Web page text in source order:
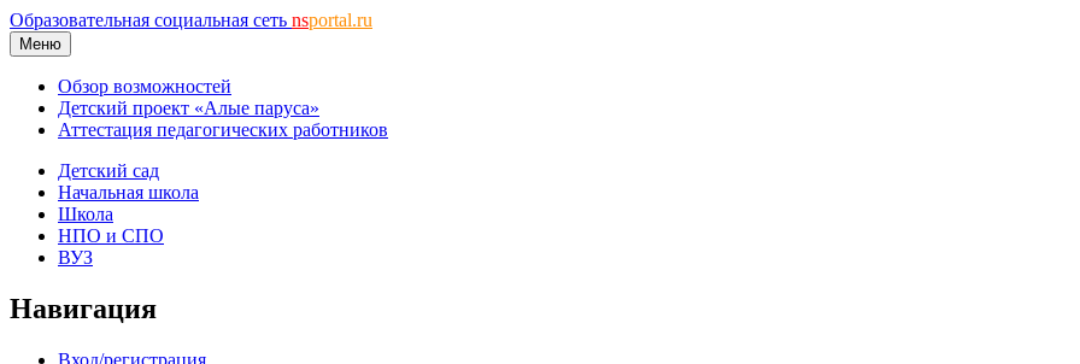
Образовательная социальная сеть nsportal.ru
Меню
Обзор возможностей
Детский проект «Алые паруса»
Аттестация педагогических работников
Детский сад
Начальная школа
Школа
НПО и СПО
ВУЗ
Навигация
Вход/регистрация